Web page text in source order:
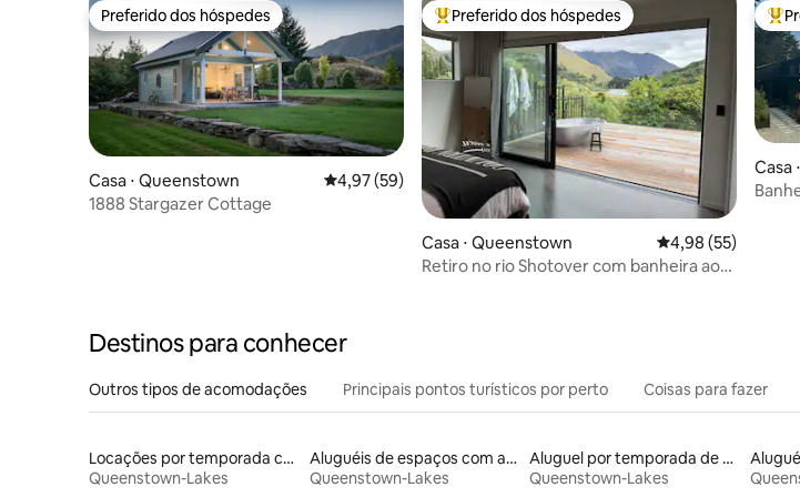
Preferido dos hóspedes
Preferido dos hóspedes
Casa ⋅ Queenstown 4,97 de uma avaliação média de 5, 59 avaliações
4,97 (59)
1888 Stargazer Cottage
Entre os melhores preferidos dos hóspedes
Preferido dos hóspedes
Casa ⋅ Queenstown 4,98 de uma
4,98 (55)
Retiro no rio Shotover com banheira ao
Casa
Destinos para conhecer
Outros tipos de acomodações Principais pontos turísticos por perto Coisas para fazer
Locações por temporada com piscina
Queenstown-Lakes
Aluguéis de espaços com acesso direto a pistas de esqui
Queenstown-Lakes
Aluguel por temporada de casas de hóspedes
Queenstown-Lakes